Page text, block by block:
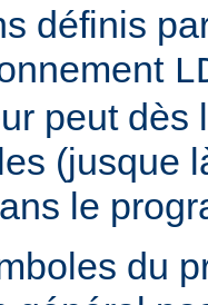
définis
peut dès
(jusque
le
du